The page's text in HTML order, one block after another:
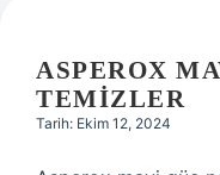
ASPEROX
TEMIZLER
Tarih: Ekim 12, 2024